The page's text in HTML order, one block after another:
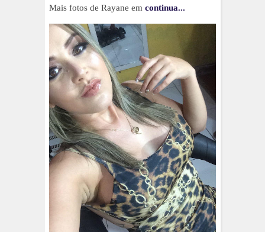
Mais fotos de Rayane em continua...